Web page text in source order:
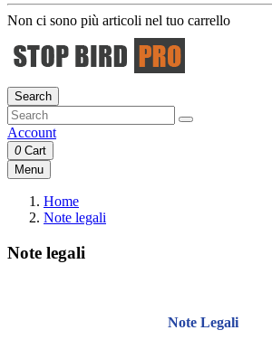
Non ci sono più articoli nel tuo carrello
Search
Account
0 Cart
Menu
Home
Note legali
Note legali
Note Legali